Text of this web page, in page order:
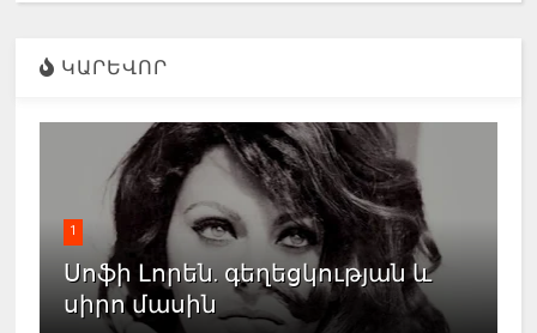
ԿԱՐԵՎՈՐ
1
Սոֆի Լորեն. գեղեցկության և
սիրո մասին